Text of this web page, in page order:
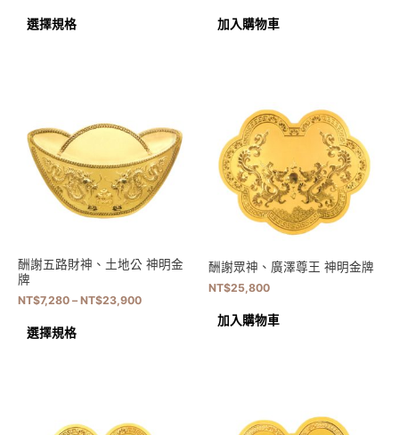
選擇規格 加入購物車
酬謝五路財神、土地公 神明金
牌
NT$7,280 – NT$23,900
選擇規格
酬謝眾神、廣澤尊王 神明金牌
NT$25,800
加入購物車